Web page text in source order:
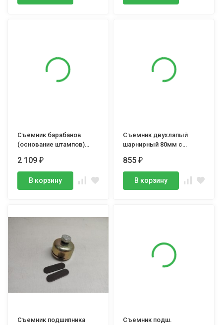
Съемник барабанов
(основание штампов)
2 109₽
В корзину
Съемник двухлапый
шарнирный 80мм с
855₽
В корзину
Съемник подшипника
Съемник подш.